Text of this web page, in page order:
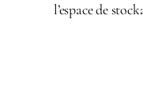
l’espace de